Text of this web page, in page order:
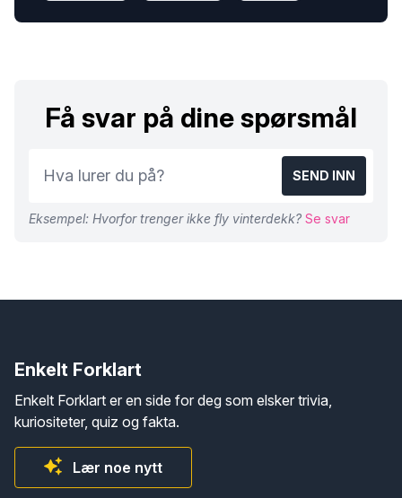
Få svar på dine spørsmål
SEND INN
Eksempel: Hvorfor trenger ikke fly vinterdekk? Se svar
Enkelt Forklart
Enkelt Forklart er en side for deg som elsker trivia,
kuriositeter, quiz og fakta.
Lær noe nytt